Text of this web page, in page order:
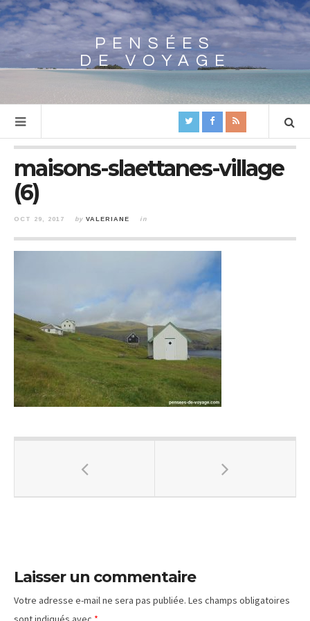
Array
PENSÉES
DE VOYAGE
maisons-slaettanes-village
(6)
OCT 29, 2017 by VALERIANE in
Laisser un commentaire
Votre adresse e-mail ne sera pas publiée. Les champs obligatoires